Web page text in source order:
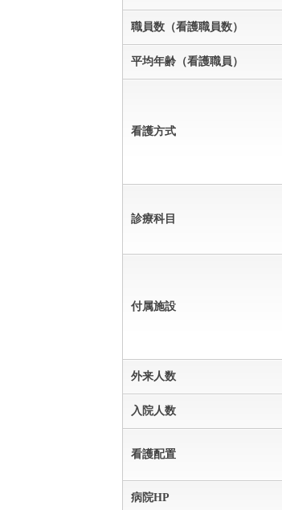
職員数（看護職員数）
平均年齢（看護職員）
看護方式
診療科目
付属施設
外来人数
入院人数
看護配置
病院HP